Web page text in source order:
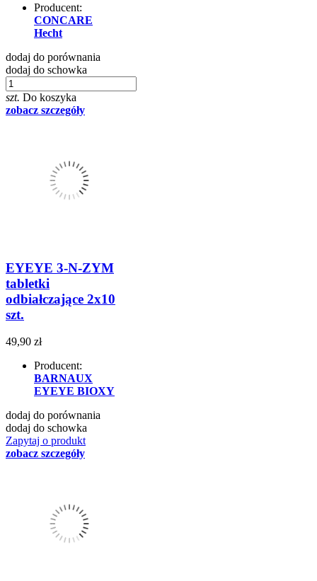
Producent:
CONCARE
Hecht
dodaj do porównania
dodaj do schowka
szt. Do koszyka
zobacz szczegóły
EYEYE 3-N-ZYM
tabletki
odbiałczające 2x10
szt.
49,90 zł
Producent:
BARNAUX
EYEYE BIOXY
dodaj do porównania
dodaj do schowka
Zapytaj o produkt
zobacz szczegóły